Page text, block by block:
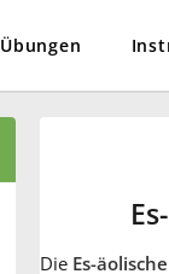
Übungen
Die Es-